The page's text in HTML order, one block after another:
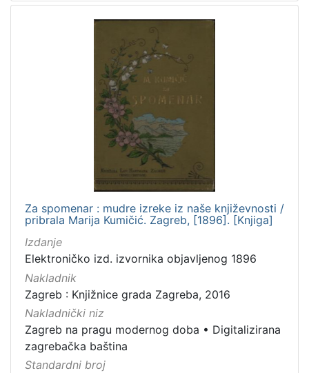
Za spomenar : mudre izreke iz naše književnosti /
pribrala Marija Kumičić. Zagreb, [1896]. [Knjiga]
Izdanje
Elektroničko izd. izvornika objavljenog 1896
Nakladnik
Zagreb : Knjižnice grada Zagreba, 2016
Nakladnički niz
Zagreb na pragu modernog doba • Digitalizirana
zagrebačka baština
Standardni broj